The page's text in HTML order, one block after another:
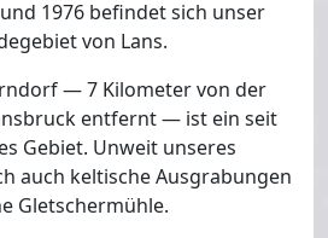
1976 befindet sich unser
von Lans.
— 7 Kilometer von der
entfernt — ist ein seit
Gebiet. Unweit unseres
auch keltische Ausgrabungen
Gletschermühle.